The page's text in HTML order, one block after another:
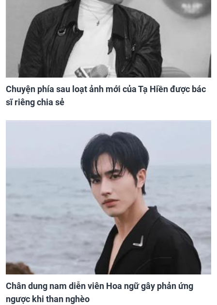
Chuyện phía sau loạt ảnh mới của Tạ Hiền được bác
sĩ riêng chia sẻ
Chân dung nam diễn viên Hoa ngữ gây phản ứng
ngược khi than nghèo